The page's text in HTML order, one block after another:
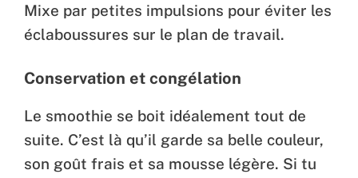
Mixe par petites impulsions pour éviter les
éclaboussures sur le plan de travail.
Conservation et congélation
Le smoothie se boit idéalement tout de
suite. C’est là qu’il garde sa belle couleur,
son goût frais et sa mousse légère. Si tu